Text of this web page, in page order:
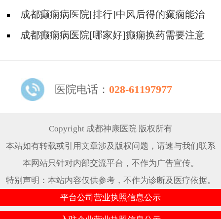
哪儿能有效治疗癫痫?
成都癫痫病医院[排行]中风后得的癫痫能治
吗
成都癫痫病医院[哪家好]癫痫换药需要注意
医院电话： 028-61197977
Copyright 成都神康医院 版权所有
本站如有转载或引用文章涉及版权问题，请速与我们联系
本网站只针对内部交流平台，不作为广告宣传。
特别声明：本站内容仅供参考，不作为诊断及医疗依据。
平台公司营业执照信息公示